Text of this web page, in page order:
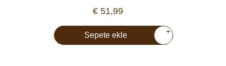
€ 51,99
Sepete ekle +